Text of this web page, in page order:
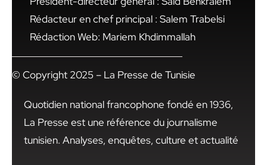
Rédacteur en chef principal : Salem Trabelsi
Rédaction Web: Mariem Khdimmallah
© Copyright 2025 – La Presse de Tunisie
Quotidien national francophone fondé en 1936,
La Presse est une référence du journalisme
tunisien. Analyses, enquêtes, culture et actualité